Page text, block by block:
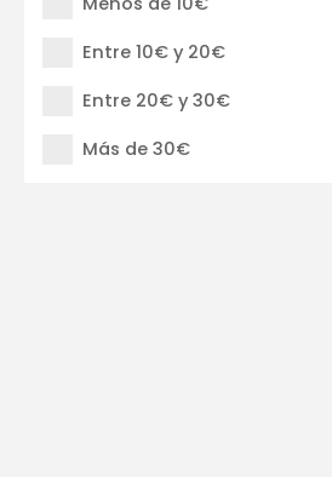
Entre 10€ y 20€
Entre 20€ y 30€
Más de 30€